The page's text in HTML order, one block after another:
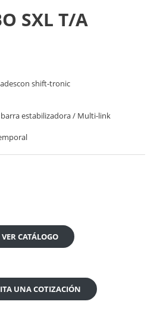
SXL T/A
shift-tronic
estabilizadora / Multi-link
VER CATÁLOGO
UNA COTIZACIÓN